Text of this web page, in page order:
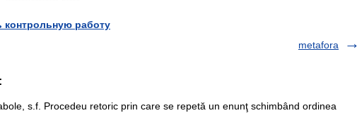
работу
metafora
s.f. Procedeu retoric prin care se repetă un enunţ schimbând ordinea